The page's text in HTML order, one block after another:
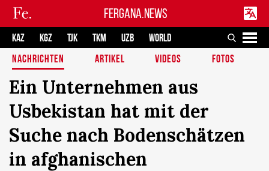
FERGANA.NEWS
KAZ KGZ TJK TKM UZB
WORLD
NACHRICHTEN
ARTIKEL VIDEOS FOTOS
Ein Unternehmen aus
Usbekistan hat mit der
Suche nach Bodenschätzen
in afghanischen